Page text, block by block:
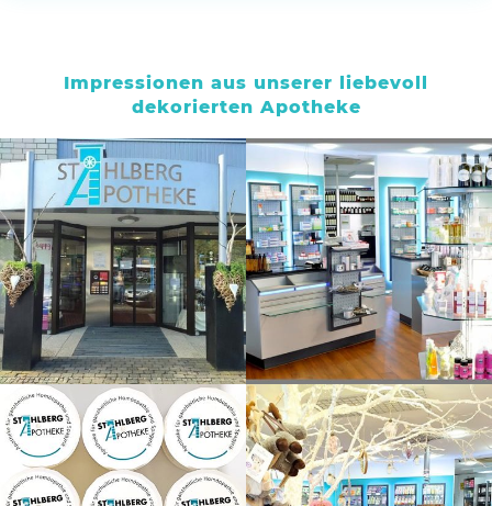
Impressionen aus unserer liebevoll
dekorierten Apotheke